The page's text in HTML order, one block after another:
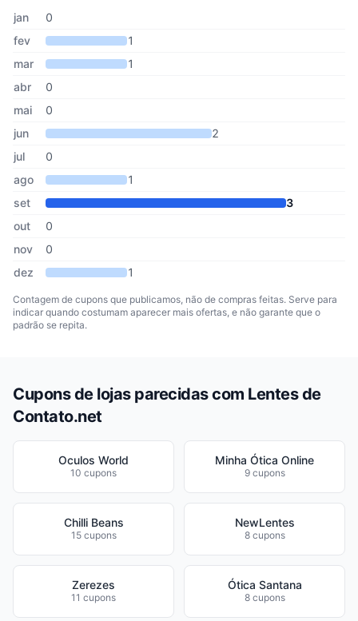
Cupons de Lentes de Contato.net publicados por mês, somando
Mês Cupons publicados
jan
0
fev
1
mar
1
abr
0
mai
0
jun
2
jul
0
ago
1
set
3
out
0
nov
0
dez
1
Contagem de cupons que publicamos, não de compras feitas. Serve para
indicar quando costumam aparecer mais ofertas, e não garante que o
padrão se repita.
Cupons de lojas parecidas com Lentes de
Contato.net
Oculos World
10 cupons
Minha Ótica Online
9 cupons
Chilli Beans
15 cupons
NewLentes
8 cupons
Zerezes
11 cupons
Ótica Santana
8 cupons